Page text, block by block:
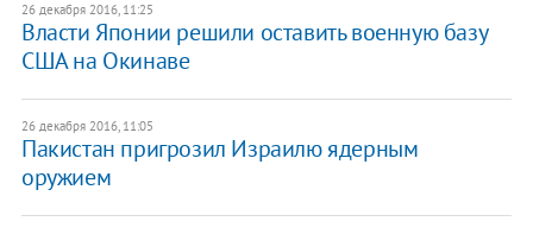
26 декабря 2016, 11:25
Власти Японии решили оставить военную базу
США на Окинаве
26 декабря 2016, 11:05
Пакистан пригрозил Израилю ядерным
оружием